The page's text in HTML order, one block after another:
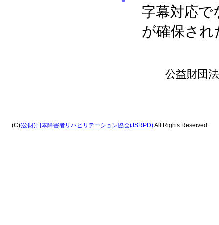
字幕対応で
が確保され
公益財団
(C)(公財)日本障害者リハビリテーション協会(JSRPD) All Rights Reserved.